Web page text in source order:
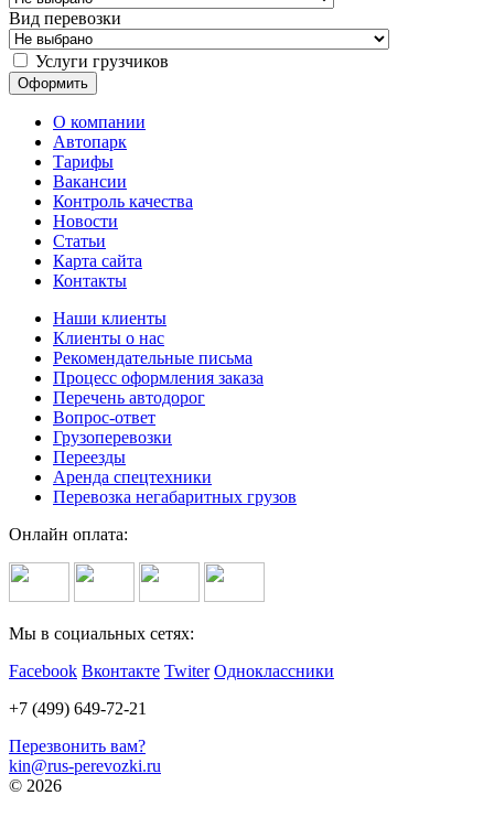
Вид перевозки
Услуги грузчиков
О компании
Автопарк
Тарифы
Вакансии
Контроль качества
Новости
Статьи
Карта сайта
Контакты
Наши клиенты
Клиенты о нас
Рекомендательные письма
Процесс оформления заказа
Перечень автодорог
Вопрос-ответ
Грузоперевозки
Переезды
Аренда спецтехники
Перевозка негабаритных грузов
Онлайн оплата:
Мы в социальных сетях:
Facebook Вконтакте Twiter Одноклассники
+7 (499) 649-72-21
Перезвонить вам?
kin@rus-perevozki.ru
© 2026